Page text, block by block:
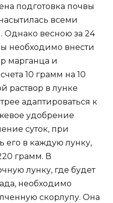
подготовка почвы
всеми
Однако весною за 24
необходимо внести
марганца и
10 грамм на 10
раствор в лунке
адаптироваться к
удобрение
суток, при
его в каждую лунку,
грамм. В
лунку, где будет
необходимо
скорлупу. Она